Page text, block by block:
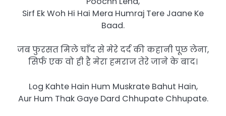
Sirf Ek Woh Hi Hai Mera Humraj Tere Jaane Ke
Baad.
जब फुरसत मिले चाँद से मेरे दर्द की कहानी पूछ लेना,
सिर्फ एक वो ही है मेरा हमराज तेरे जाने के बाद।
Log Kahte Hain Hum Muskrate Bahut Hain,
Aur Hum Thak Gaye Dard Chhupate Chhupate.